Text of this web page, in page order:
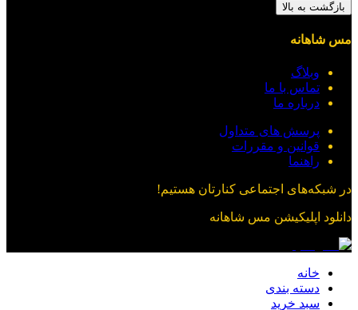
بازگشت به بالا
مس شاهانه
وبلاگ
تماس با ما
درباره ما
پرسش های متداول
قوانین و مقررات
راهنما
در شبکه‌های اجتماعی کنارتان هستیم!
دانلود اپلیکیشن مس شاهانه
خانه
دسته بندی
سبد خرید